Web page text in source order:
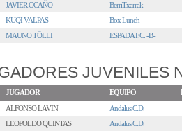
JAVIER OCAÑO
BerriTxarrak
KUQI VALPAS
Box Lunch
MAUNO TÖLLI ESPADA F.C. -B-
JUVENILES
JUGADOR EQUIPO
ALFONSO LAVIN
Andalus C.D.
LEOPOLDO QUINTAS Andalus C.D.